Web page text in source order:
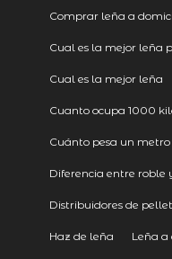
Comprar leña a
Cual es la mejor leña
Cual es la mejor leña
Cuanto ocupa 1000
Cuánto pesa un
Diferencia entre roble
Distribuidores de
Haz de leña Leña a